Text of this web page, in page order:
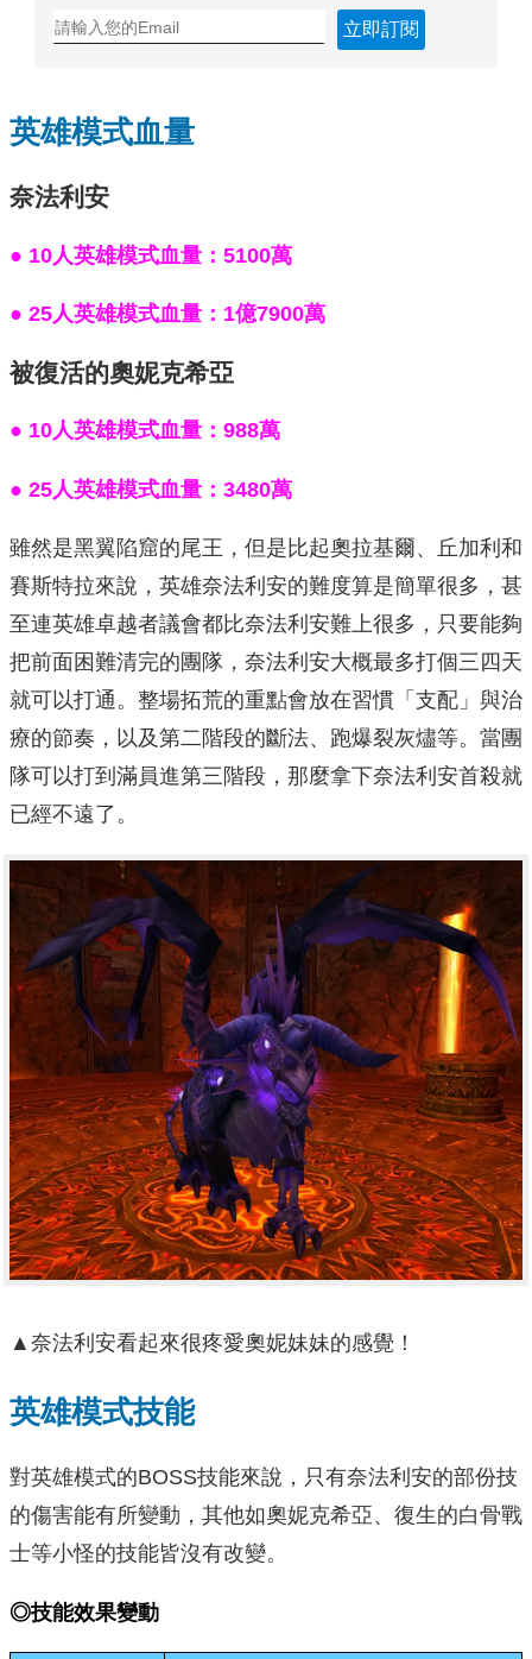
立即訂閱
英雄模式血量
奈法利安
● 10人英雄模式血量：5100萬
● 25人英雄模式血量：1億7900萬
被復活的奧妮克希亞
● 10人英雄模式血量：988萬
● 25人英雄模式血量：3480萬
雖然是黑翼陷窟的尾王，但是比起奧拉基爾、丘加利和
賽斯特拉來說，英雄奈法利安的難度算是簡單很多，甚
至連英雄卓越者議會都比奈法利安難上很多，只要能夠
把前面困難清完的團隊，奈法利安大概最多打個三四天
就可以打通。整場拓荒的重點會放在習慣「支配」與治
療的節奏，以及第二階段的斷法、跑爆裂灰燼等。當團
隊可以打到滿員進第三階段，那麼拿下奈法利安首殺就
已經不遠了。
▲奈法利安看起來很疼愛奧妮妹妹的感覺！
英雄模式技能
對英雄模式的BOSS技能來說，只有奈法利安的部份技
的傷害能有所變動，其他如奧妮克希亞、復生的白骨戰
士等小怪的技能皆沒有改變。
◎技能效果變動